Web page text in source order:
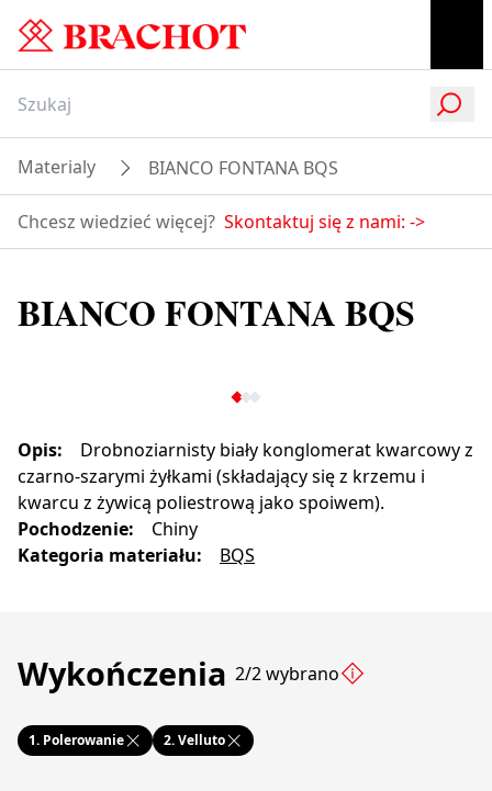
Materialy BIANCO FONTANA BQS
Chcesz wiedzieć więcej? Skontaktuj się z nami: ->
BIANCO FONTANA BQS
Opis:
Drobnoziarnisty biały konglomerat kwarcowy z
czarno-szarymi żyłkami (składający się z krzemu i
kwarcu z żywicą poliestrową jako spoiwem).
Pochodzenie:
Chiny
Kategoria materiału: BQS
Wykończenia 2/2 wybrano
1. Polerowanie 2.Velluto